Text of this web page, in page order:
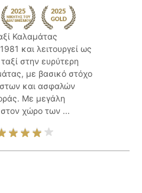
Καλαμάτας
και λειτουργεί ως
στην ευρύτερη
με βασικό στόχο
και ασφαλών
Με μεγάλη
χώρο των ...